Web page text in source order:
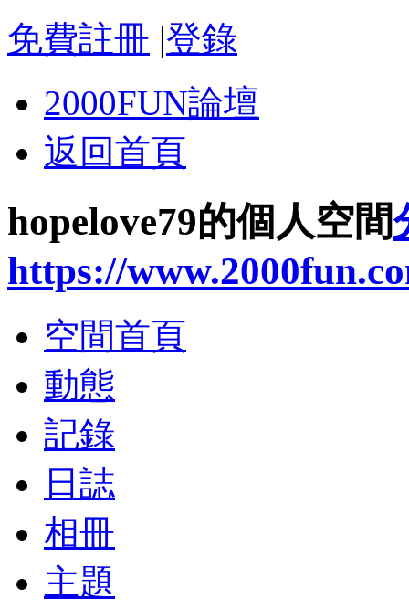
免費註冊 |登錄
2000FUN論壇
返回首頁
hopelove79的個人空間
https://
空間首頁
動態
記錄
日誌
相冊
主題